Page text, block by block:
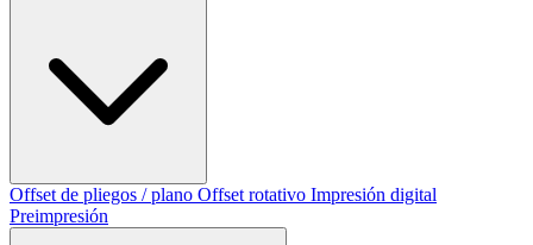
Offset de pliegos / plano Offset rotativo Impresión digital
Preimpresión